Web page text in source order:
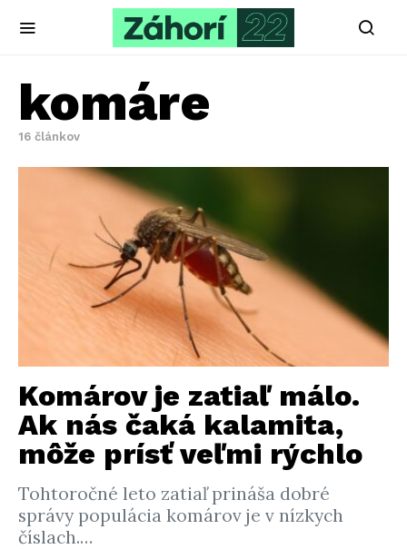
komáre
16 článkov
Komárov je zatiaľ málo.
Ak nás čaká kalamita,
môže prísť veľmi rýchlo
Tohtoročné leto zatiaľ prináša dobré
správy populácia komárov je v nízkych
číslach.…